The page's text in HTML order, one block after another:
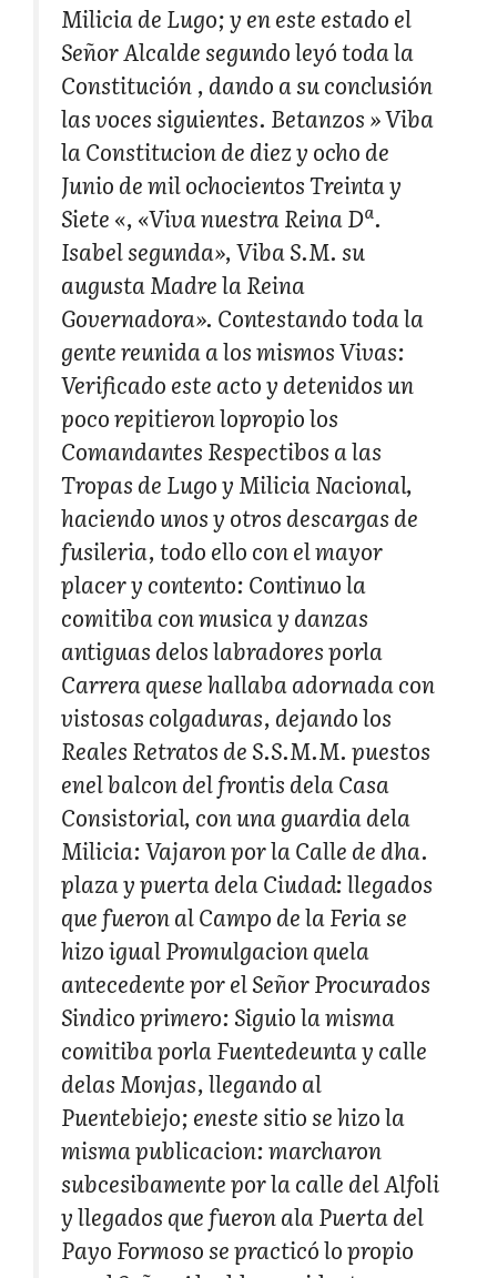
Milicia de Lugo; y en este estado el
Señor Alcalde segundo leyó toda la
Constitución , dando a su conclusión
las voces siguientes. Betanzos » Viba
la Constitucion de diez y ocho de
Junio de mil ochocientos Treinta y
Siete «, «Viva nuestra Reina Dª.
Isabel segunda», Viba S.M. su
augusta Madre la Reina
Governadora». Contestando toda la
gente reunida a los mismos Vivas:
Verificado este acto y detenidos un
poco repitieron lopropio los
Comandantes Respectibos a las
Tropas de Lugo y Milicia Nacional,
haciendo unos y otros descargas de
fusileria, todo ello con el mayor
placer y contento: Continuo la
comitiba con musica y danzas
antiguas delos labradores porla
Carrera quese hallaba adornada con
vistosas colgaduras, dejando los
Reales Retratos de S.S.M.M. puestos
enel balcon del frontis dela Casa
Consistorial, con una guardia dela
Milicia: Vajaron por la Calle de dha.
plaza y puerta dela Ciudad: llegados
que fueron al Campo de la Feria se
hizo igual Promulgacion quela
antecedente por el Señor Procurados
Sindico primero: Siguio la misma
comitiba porla Fuentedeunta y calle
delas Monjas, llegando al
Puentebiejo; eneste sitio se hizo la
misma publicacion: marcharon
subcesibamente por la calle del Alfoli
y llegados que fueron ala Puerta del
Payo Formoso se practicó lo propio